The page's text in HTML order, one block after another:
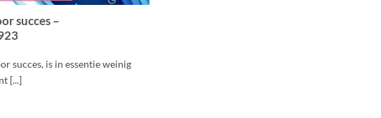
succes –
succes, is in essentie weinig
[...]